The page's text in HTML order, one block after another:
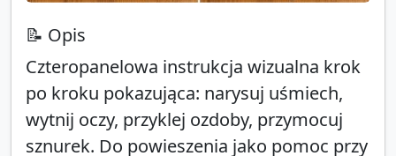
📝 Opis
Czteropanelowa instrukcja wizualna krok
po kroku pokazująca: narysuj uśmiech,
wytnij oczy, przyklej ozdoby, przymocuj
sznurek. Do powieszenia jako pomoc przy